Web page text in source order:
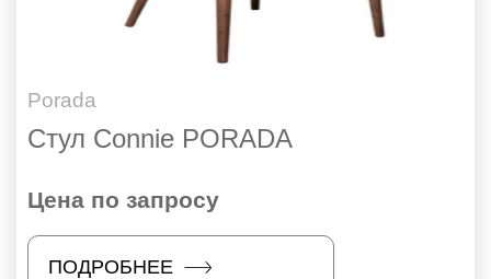
Porada
Стул Connie PORADA
Цена по запросу
ПОДРОБНЕЕ